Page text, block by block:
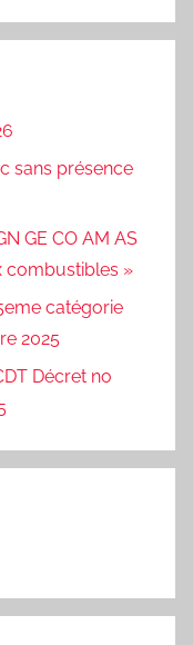
sans présence
GE CO AM AS
combustibles »
catégorie
2025
Décret no